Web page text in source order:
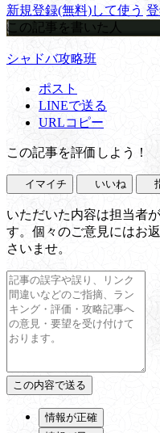
新規登録(無料)して使う
この記事を書いた人
シャドバ攻略班
ポスト
LINEで送る
URLコピー
この記事を評価しよう！
イマイチ いいね
いただいた内容は担当者
す。個々のご意見にはお
さいませ。
情報が正確